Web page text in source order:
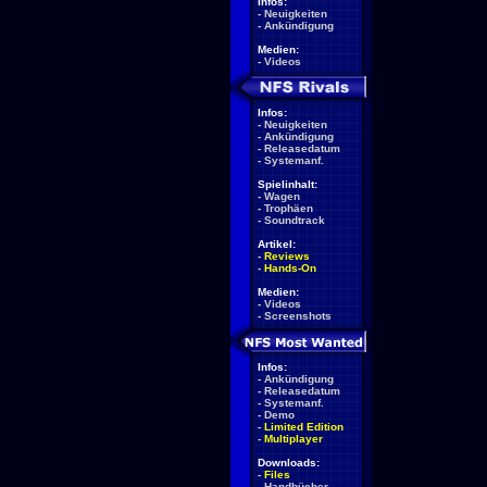
- Neuigkeiten
- Ankündigung
Medien:
- Videos
Infos:
- Neuigkeiten
- Ankündigung
- Releasedatum
- Systemanf.
Spielinhalt:
- Wagen
- Trophäen
- Soundtrack
Artikel:
- Reviews
- Hands-On
Medien:
- Videos
- Screenshots
Infos:
- Ankündigung
- Releasedatum
- Systemanf.
- Demo
- Limited Edition
- Multiplayer
Downloads:
- Files